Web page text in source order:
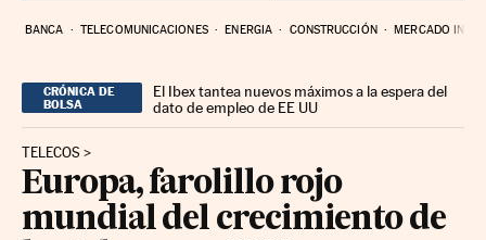
BANCA TELECOMUNICACIONES ENERGIA CONSTRUCCIÓN MERCADO
CRÓNICA DE
BOLSA
El Ibex tantea nuevos máximos a la espera del
dato de empleo de EE UU
TELECOS
Europa, farolillo rojo
mundial del crecimiento de